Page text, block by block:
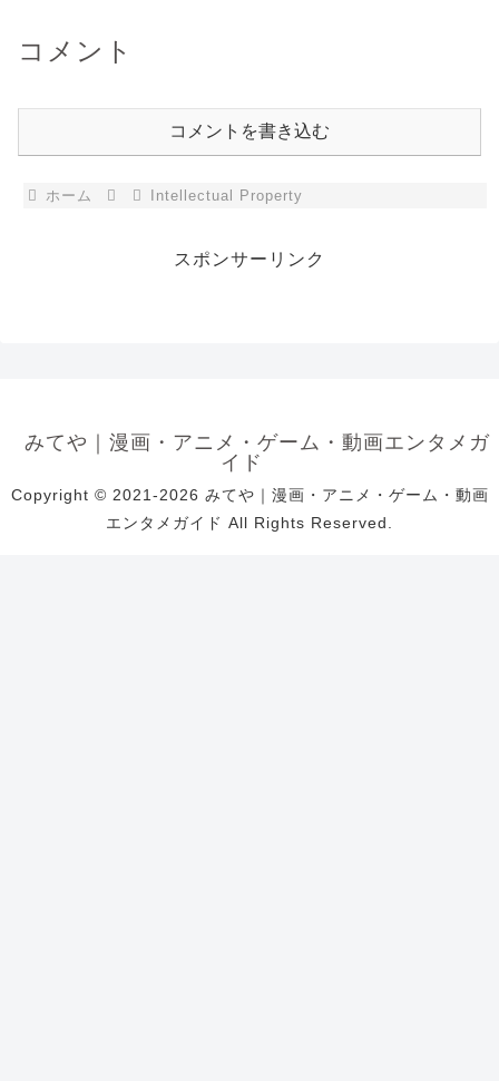
コメント
コメントを書き込む
ホーム Intellectual Property
スポンサーリンク
みてや｜漫画・アニメ・ゲーム・動画エンタメガ
イド
Copyright © 2021-2026 みてや｜漫画・アニメ・ゲーム・動画
エンタメガイド All Rights Reserved.